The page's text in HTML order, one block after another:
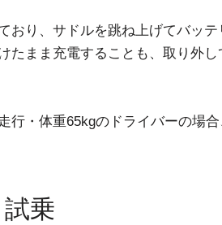
おり、サドルを跳ね上げてバッ
たまま充電することも、取り外
行・体重65kgのドライバーの場
乗